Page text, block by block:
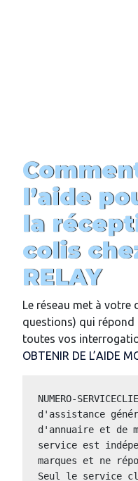
l’aide
la
colis
RELAY
Le réseau met à votre
questions) qui répond
toutes vos
OBTENIR DE L’AIDE
NUMERO-
d'assistance
d'annuaire et de
service est
marques et ne
Seul le service